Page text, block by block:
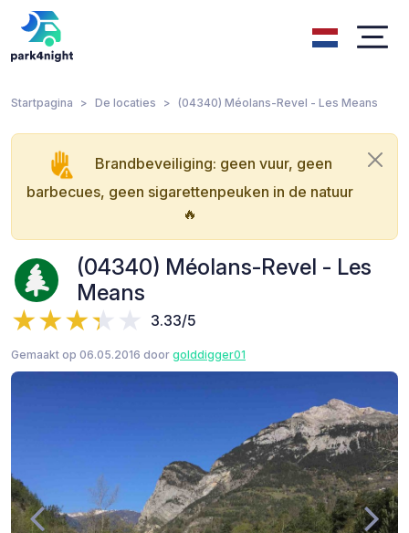
Startpagina De locaties (04340) Méolans-Revel - Les Means
Brandbeveiliging: geen vuur, geen
barbecues, geen sigarettenpeuken in de natuur
🔥
(04340) Méolans-Revel - Les
Means
3.33/5
Gemaakt op 06.05.2016 door golddigger01